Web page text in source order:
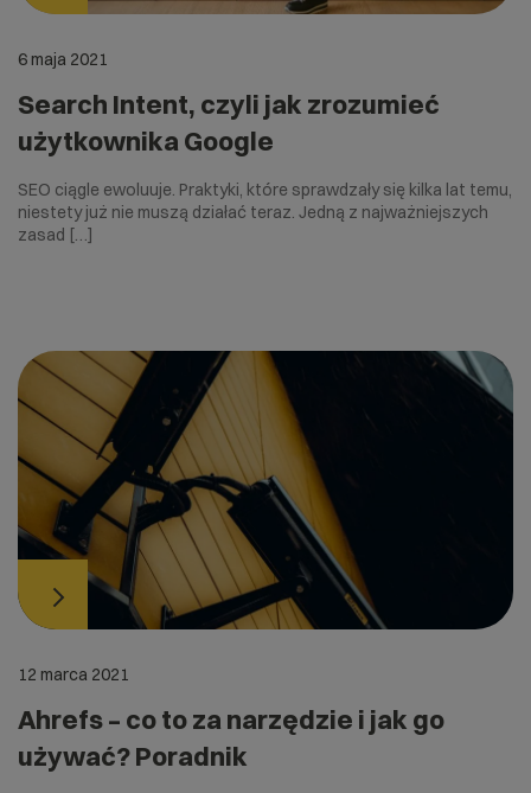
6 maja 2021
Search Intent, czyli jak zrozumieć
użytkownika Google
SEO ciągle ewoluuje. Praktyki, które sprawdzały się kilka lat temu,
niestety już nie muszą działać teraz. Jedną z najważniejszych
zasad […]
12 marca 2021
Ahrefs – co to za narzędzie i jak go
używać? Poradnik